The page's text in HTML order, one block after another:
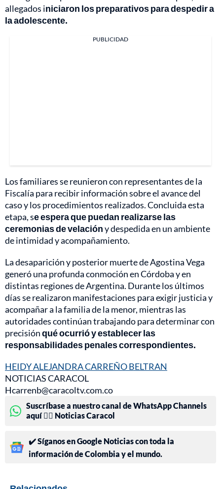
allegados iniciaron los preparativos para despedir a
la adolescente.
PUBLICIDAD
Los familiares se reunieron con representantes de la
Fiscalía para recibir información sobre el avance del
caso y los procedimientos realizados. Concluida esta
etapa, se espera que puedan realizarse las
ceremonias de velacióny despedida en un ambiente
de intimidad y acompañamiento.
La desaparición y posterior muerte de Agostina Vega
generó una profunda conmoción en Córdoba y en
distintas regiones de Argentina. Durante los últimos
días se realizaron manifestaciones para exigir justicia y
acompañar a la familia de la menor, mientras las
autoridades continúan trabajando para determinar con
precisiónqué ocurrió y establecer las
responsabilidades penales correspondientes.
HEIDY ALEJANDRA CARREÑO BELTRAN
NOTICIAS CARACOL
Hcarrenb@caracoltv.com.co
Suscríbase a nuestro canal de WhatsApp Channels
aquí 👉🏻 Noticias Caracol
✔️ Síganos en Google Noticias con toda la
información de Colombia y el mundo.